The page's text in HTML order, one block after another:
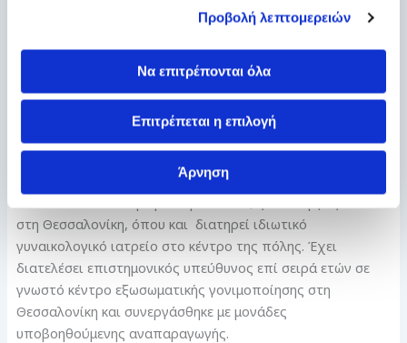
Προβολή λεπτομερειών
Να επιτρέπονται όλα
Επιτρέπεται η επιλογή
Άρνηση
Από το 1999-2002 εργάστηκε ως Μαιευτήρας-Γυναικολόγος
στην Ευρωπαϊκή Κλινική Λευκωσίας στην Κύπρο. Στο ίδιο
χρονικό διάστημα υπήρξε επιστημονικός συνεργάτης
γνωστού Κέντρου υποβοηθούμενης αναπαραγωγής στη
Λευκωσία.
στη Θεσσαλονίκη, όπου και διατηρεί ιδιωτικό
γυναικολογικό ιατρείο στο κέντρο της πόλης. Έχει
διατελέσει επιστημονικός υπεύθυνος επί σειρά ετών σε
γνωστό κέντρο εξωσωματικής γονιμοποίησης στη
Θεσσαλονίκη και συνεργάσθηκε με μονάδες
υποβοηθούμενης αναπαραγωγής.